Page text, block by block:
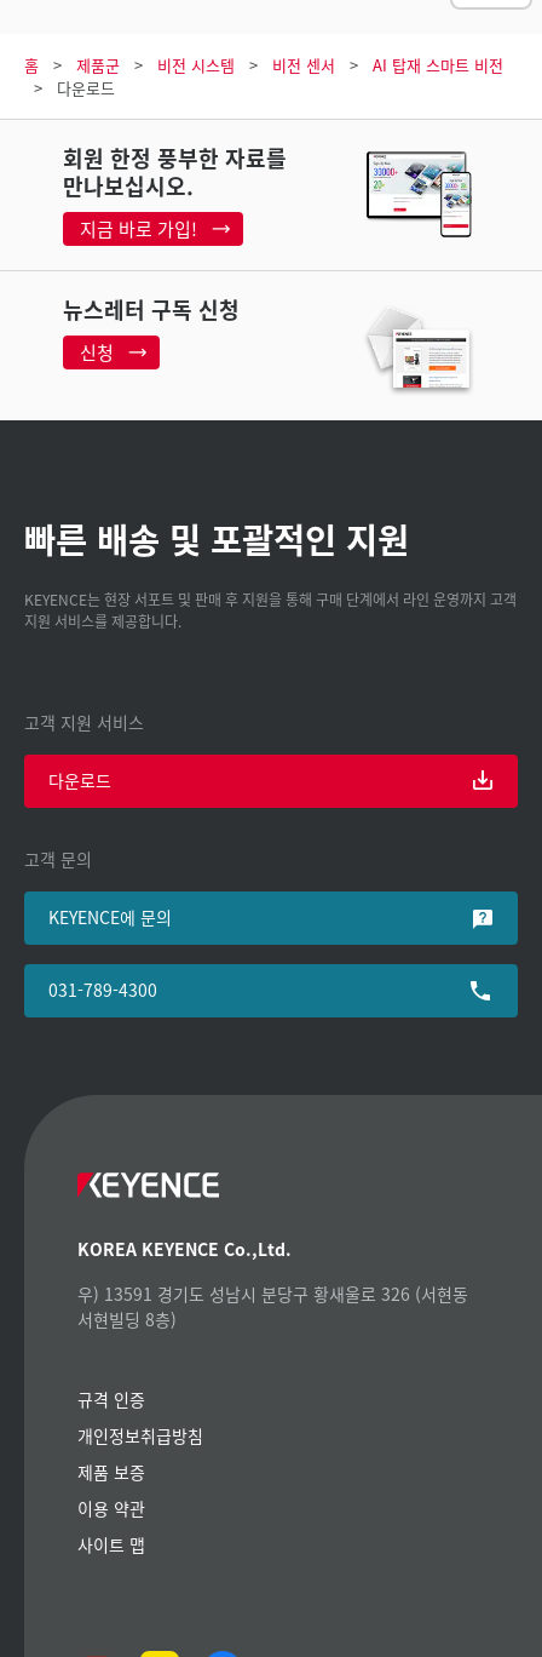
홈 제품군 비전 시스템 비전 센서
AI 탑재 스마트 비전
다운로드
회원 한정 풍부한 자료를
만나보십시오.
지금 바로 가입!
뉴스레터 구독 신청
신청
빠른 배송 및 포괄적인 지원
KEYENCE는 현장 서포트 및 판매 후 지원을 통해 구매 단계에서 라인 운영까지 고객
지원 서비스를 제공합니다.
고객 지원 서비스
다운로드
고객 문의
KEYENCE에 문의
031-789-4300
KOREA KEYENCE Co.,Ltd.
우) 13591 경기도 성남시 분당구 황새울로 326 (서현동
서현빌딩 8층)
규격 인증
개인정보취급방침
제품 보증
이용 약관
사이트 맵